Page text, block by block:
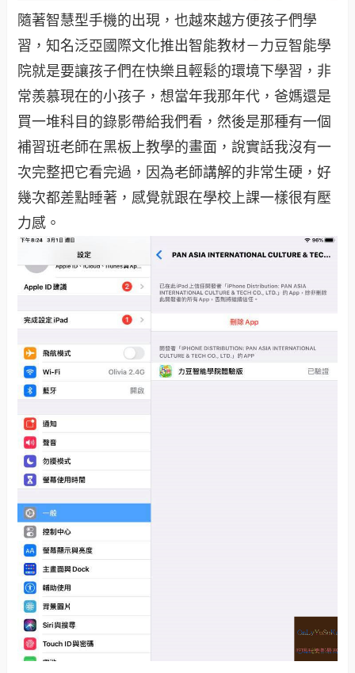
隨著智慧型手機的出現，也越來越方便孩子們學
習，知名泛亞國際文化推出智能教材－力豆智能學
院就是要讓孩子們在快樂且輕鬆的環境下學習，非
常羨慕現在的小孩子，想當年我那年代，爸媽還是
買一堆科目的錄影帶給我們看，然後是那種有一個
補習班老師在黑板上教學的畫面，說實話我沒有一
次完整把它看完過，因為老師講解的非常生硬，好
幾次都差點睡著，感覺就跟在學校上課一樣很有壓
力感。